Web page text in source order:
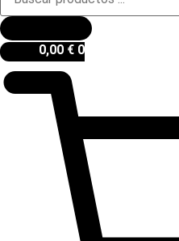
productos
0,00 € 0